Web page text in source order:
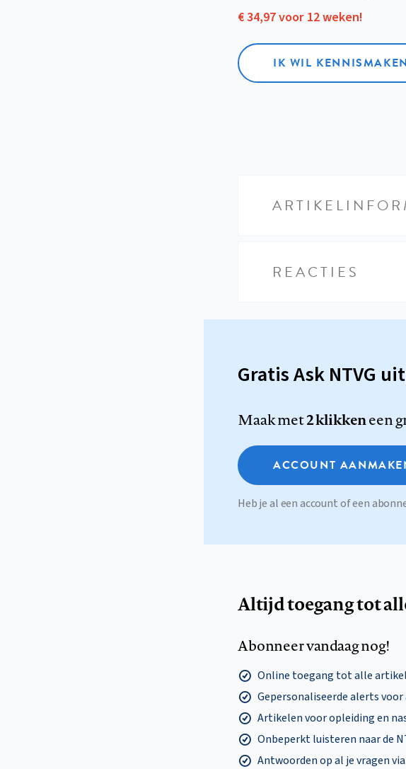
€ 34,97 voor 12 weken!
IK WIL KENNISMAKEN
REACTIES
Gratis Ask NTVG
Maak met2 klikkeneen
ACCOUNT
Heb je al een account of een
Altijd toegang tot
Abonneer vandaag nog!
Online toegang tot alle
Gepersonaliseerde alerts
Artikelen voor opleiding en
Onbeperkt luisteren naar de
Antwoorden op al je vragen